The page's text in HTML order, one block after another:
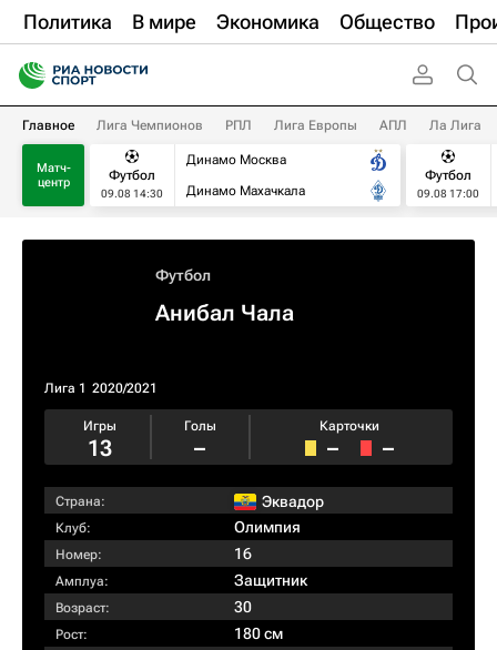
Политика В мире Экономика Общество
Главное Лига Чемпионов РПЛ Лига Европы АПЛ Ла Лига
Матч-
центр
Футбол
09.08 14:30
Динамо Москва
Динамо Махачкала
Футбол
09.08 17:00
Футбол
Анибал Чала
Лига 1 2020/2021
Игры
13
Голы
–
Карточки
– –
Страна: Эквадор
Клуб: Олимпия
Номер: 16
Амплуа: Защитник
Возраст: 30
Рост: 180 см